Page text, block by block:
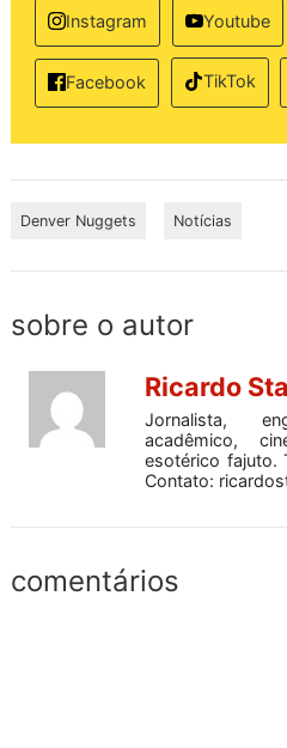
Instagram Youtube
Facebook TikTok
Denver Nuggets Notícias
sobre o autor
Ricardo
Jornalista,
acadêmico,
esotérico fajuto.
Contato:
comentários